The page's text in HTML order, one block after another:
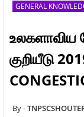
GENERAL
உலகளாவிய
குறியீடு